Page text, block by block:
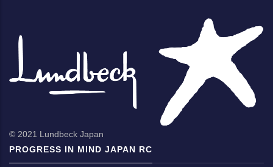
© 2021 Lundbeck Japan
PROGRESS IN MIND JAPAN RC